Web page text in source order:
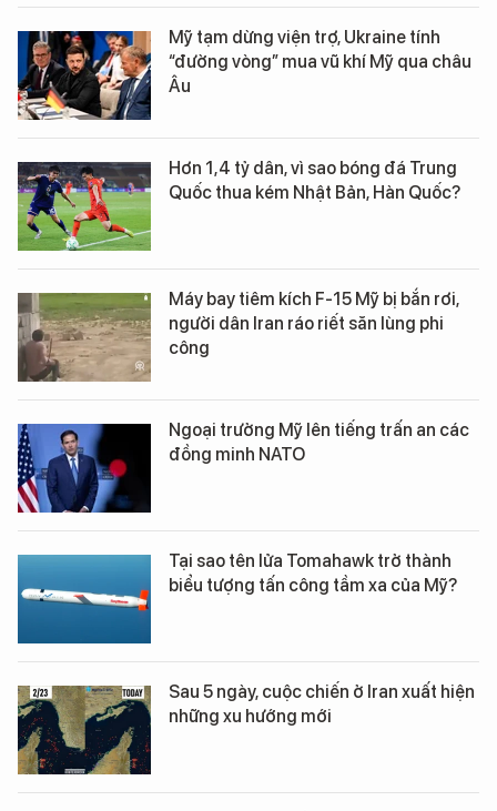
Mỹ tạm dừng viện trợ, Ukraine tính
“đường vòng” mua vũ khí Mỹ qua châu
Âu
Hơn 1,4 tỷ dân, vì sao bóng đá Trung
Quốc thua kém Nhật Bản, Hàn Quốc?
Máy bay tiêm kích F-15 Mỹ bị bắn rơi,
người dân Iran ráo riết săn lùng phi
công
Ngoại trưởng Mỹ lên tiếng trấn an các
đồng minh NATO
Tại sao tên lửa Tomahawk trở thành
biểu tượng tấn công tầm xa của Mỹ?
Sau 5 ngày, cuộc chiến ở Iran xuất hiện
những xu hướng mới